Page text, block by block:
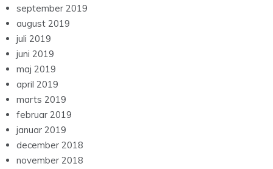
september 2019
august 2019
juli 2019
juni 2019
maj 2019
april 2019
marts 2019
februar 2019
januar 2019
december 2018
november 2018